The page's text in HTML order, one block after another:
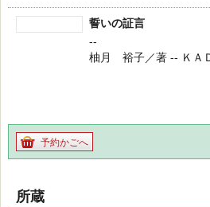
誓いの証言
--
柚月 裕子／著 -- ＫＡ
予約かごへ
所蔵